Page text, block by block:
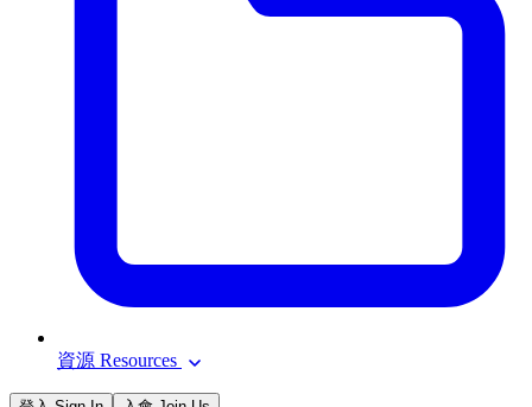
資源 Resources